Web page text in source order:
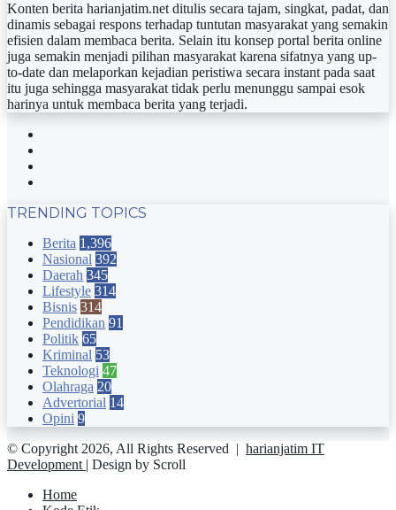
Konten berita harianjatim.net ditulis secara tajam, singkat, padat, dan
dinamis sebagai respons terhadap tuntutan masyarakat yang semakin
efisien dalam membaca berita. Selain itu konsep portal berita online
juga semakin menjadi pilihan masyarakat karena sifatnya yang up-
to-date dan melaporkan kejadian peristiwa secara instant pada saat
itu juga sehingga masyarakat tidak perlu menunggu sampai esok
harinya untuk membaca berita yang terjadi.
TRENDING TOPICS
Berita 1,396
Nasional 392
Daerah 345
Lifestyle 314
Bisnis 314
Pendidikan 91
Politik 65
Kriminal 53
Teknologi 47
Olahraga 20
Advertorial 14
Opini 9
© Copyright 2026, All Rights Reserved | harianjatim IT
Development | Design by Scroll
Home